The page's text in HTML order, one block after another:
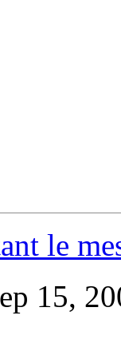
le
15,